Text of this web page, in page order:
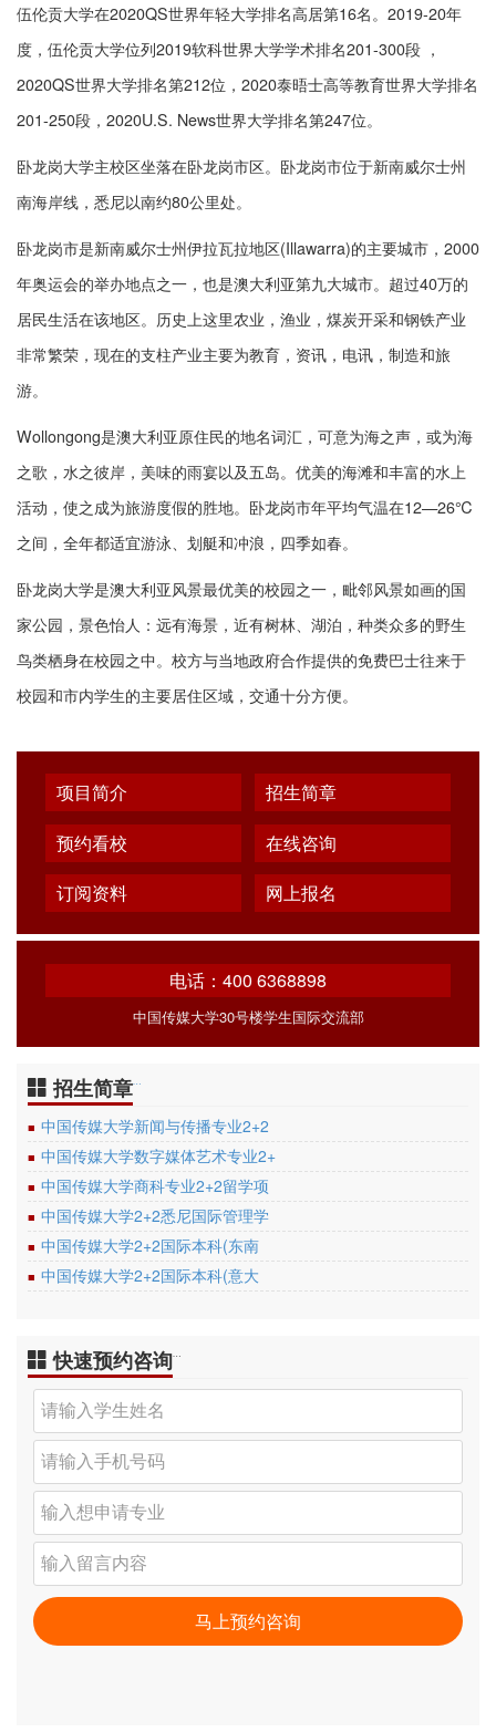
伍伦贡大学在2020QS世界年轻大学排名高居第16名。2019-20年
度，伍伦贡大学位列2019软科世界大学学术排名201-300段 ，
2020QS世界大学排名第212位，2020泰晤士高等教育世界大学排名
201-250段，2020U.S. News世界大学排名第247位。
卧龙岗大学主校区坐落在卧龙岗市区。卧龙岗市位于新南威尔士州
南海岸线，悉尼以南约80公里处。
卧龙岗市是新南威尔士州伊拉瓦拉地区(Illawarra)的主要城市，2000
年奥运会的举办地点之一，也是澳大利亚第九大城市。超过40万的
居民生活在该地区。历史上这里农业，渔业，煤炭开采和钢铁产业
非常繁荣，现在的支柱产业主要为教育，资讯，电讯，制造和旅
游。
Wollongong是澳大利亚原住民的地名词汇，可意为海之声，或为海
之歌，水之彼岸，美味的雨宴以及五岛。优美的海滩和丰富的水上
活动，使之成为旅游度假的胜地。卧龙岗市年平均气温在12—26℃
之间，全年都适宜游泳、划艇和冲浪，四季如春。
卧龙岗大学是澳大利亚风景最优美的校园之一，毗邻风景如画的国
家公园，景色怡人：远有海景，近有树林、湖泊，种类众多的野生
鸟类栖身在校园之中。校方与当地政府合作提供的免费巴士往来于
校园和市内学生的主要居住区域，交通十分方便。
项目简介
招生简章
预约看校
在线咨询
订阅资料
网上报名
电话：400 6368898
中国传媒大学30号楼学生国际交流部
招生简章
■ 中国传媒大学新闻与传播专业2+2
■ 中国传媒大学数字媒体艺术专业2+
■ 中国传媒大学商科专业2+2留学项
■ 中国传媒大学2+2悉尼国际管理学
■ 中国传媒大学2+2国际本科(东南
■ 中国传媒大学2+2国际本科(意大
快速预约咨询